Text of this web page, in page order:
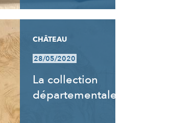
CHÂTEAU
28/05/2020
La collection
départementale